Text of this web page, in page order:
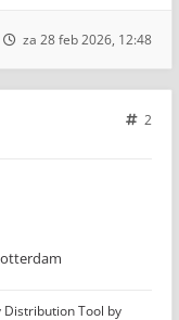
za 28 feb 2026, 12:48
2
Distribution Tool by